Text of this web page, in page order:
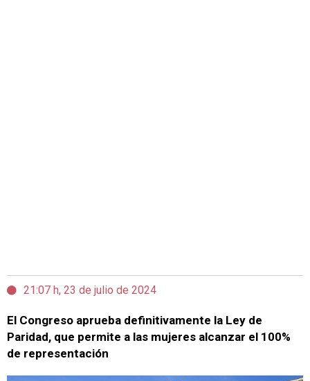
21:07 h, 23 de julio de 2024
El Congreso aprueba definitivamente la Ley de
Paridad, que permite a las mujeres alcanzar el 100%
de representación